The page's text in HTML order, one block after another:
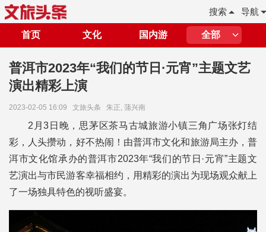
导航
搜索
首页 文化 国内游 全部
普洱市2023年“我们的节日·元宵”主题文艺
演出精彩上演
2023-02-05 16:09 文旅头条 朱正, 蒲兴南
2月3日晚，思茅区茶马古城旅游小镇三角广场张灯结
彩，人头攒动，好不热闹！由普洱市文化和旅游局主办，普
洱市文化馆承办的普洱市2023年“我们的节日·元宵”主题文
艺演出与市民游客幸福相约，用精彩的演出为现场观众献上
了一场独具特色的视听盛宴。